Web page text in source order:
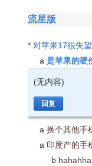
流星版
* 对苹果17很失
a 是苹果的硬
(无内容)
回复
a 换个其他手
a 印度产的手
b